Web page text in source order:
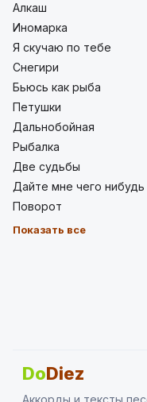
Алкаш
Иномарка
Я скучаю по тебе
Снегири
Бьюсь как рыба
Петушки
Дальнобойная
Рыбалка
Две судьбы
Дайте мне чего нибудь
Поворот
Показать все
DoDiez
Аккорды и тексты